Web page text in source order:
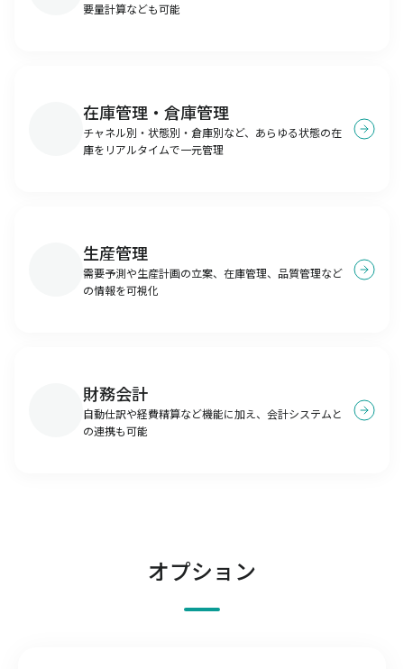
要量計算なども可能
在庫管理・倉庫管理
チャネル別・状態別・倉庫別など、あらゆる状態の在
庫をリアルタイムで一元管理
生産管理
需要予測や生産計画の立案、在庫管理、品質管理など
の情報を可視化
財務会計
自動仕訳や経費精算など機能に加え、会計システムと
の連携も可能
オプション